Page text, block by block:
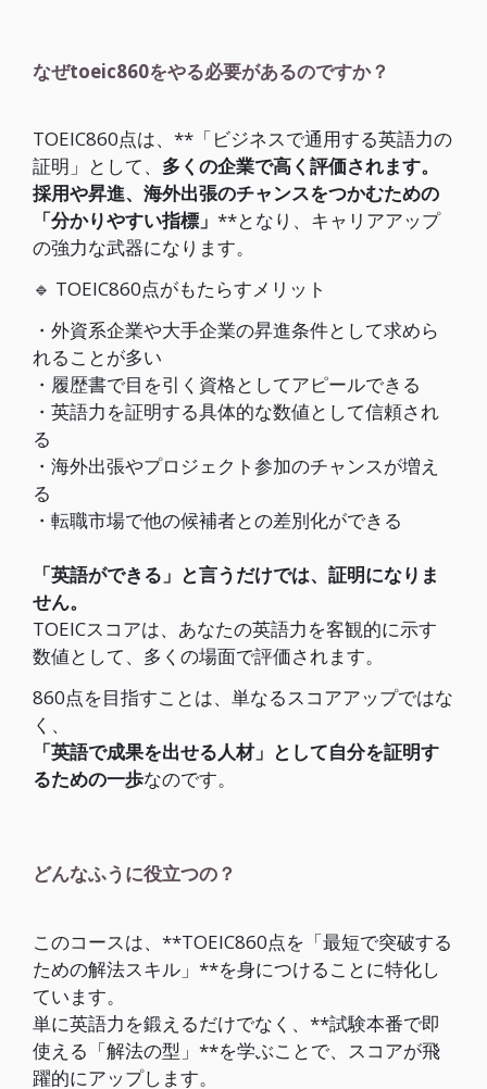
なぜtoeic860をやる必要があるのですか？
TOEIC860点は、**「ビジネスで通用する英語力の
証明」として、 多くの企業で高く評価されます。
採用や昇進、海外出張のチャンスをつかむための
「分かりやすい指標」 **となり、キャリアアップ
の強力な武器になります。
🔹 TOEIC860点がもたらすメリット
・外資系企業や大手企業の昇進条件として求めら
れることが多い
・履歴書で目を引く資格としてアピールできる
・英語力を証明する具体的な数値として信頼され
る
・海外出張やプロジェクト参加のチャンスが増え
る
・転職市場で他の候補者との差別化ができる
「英語ができる」と言うだけでは、証明になりま
せん。
TOEICスコアは、あなたの英語力を客観的に示す
数値として、多くの場面で評価されます。
860点を目指すことは、単なるスコアアップではな
く、
「英語で成果を出せる人材」として自分を証明す
るための一歩なのです。
どんなふうに役立つの？
このコースは、**TOEIC860点を「最短で突破する
ための解法スキル」**を身につけることに特化し
ています。
単に英語力を鍛えるだけでなく、**試験本番で即
使える「解法の型」**を学ぶことで、スコアが飛
躍的にアップします。